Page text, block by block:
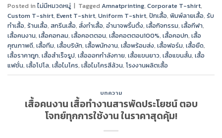
Posted in ไม่มีหมวดหมู่ | Tagged Amnatprinting, Corporate T-shirt,
Custom T-shirt, Event T-shirt, Uniform T-shirt, ปักเสื้อ, พิมพ์ลายเสื้อ, รับ
ทำเสื้อ, ร้านเสื้อ, สกรีนเสื้อ, สั่งทำเสื้อ, อำนาจพริ้นติ้ง, เสื้อกิจกรรม, เสื้อกีฬา,
เสื้อคนงาน, เสื้อคอกลม, เสื้อคอตตอน, เสื้อคอตตอน100%, เสื้อคอปก, เสื้อ
คุณภาพดี, เสื้อทีม, เสื้อบริษัท, เสื้อพนักงาน, เสื้อพร้อมส่ง, เสื้อฟอร์ม, เสื้อยืด,
เสื้อราคาถูก, เสื้อสำเร็จรูป, เสื้อออกกำลังกาย, เสื้อแขนยาว, เสื้อแขนสั้น, เสื้อ
แฟชั่น, เสื้อโปโล, เสื้อไมโคร, เสื้อไมโครสีล้วน, โรงงานผลิตเสื้อ
บทความ
เสื้อคนงาน เสื้อทำงานสารพัดประโยชน์ ตอบ
โจทย์ทุกการใช้งาน ในราคาสุดคุ้ม!